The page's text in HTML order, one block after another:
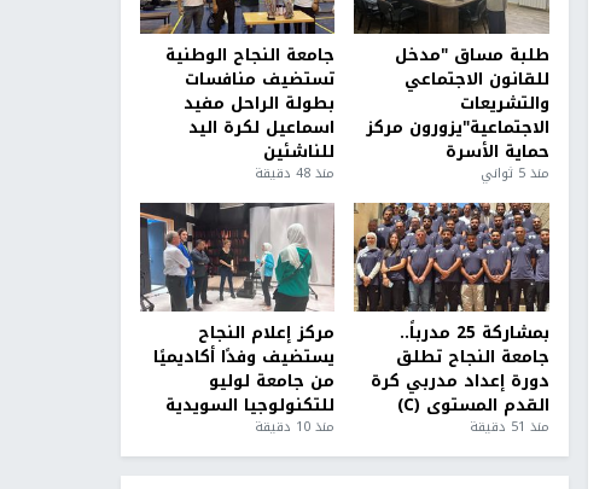
طلبة مساق "مدخل
للقانون الاجتماعي
والتشريعات
الاجتماعية"يزورون مركز
حماية الأسرة
منذ 5 ثواني
جامعة النجاح الوطنية
تستضيف منافسات
بطولة الراحل مفيد
اسماعيل لكرة اليد
للناشئين
منذ 48 دقيقة
بمشاركة 25 مدرباً..
جامعة النجاح تطلق
دورة إعداد مدربي كرة
القدم المستوى (C)
منذ 51 دقيقة
مركز إعلام النجاح
يستضيف وفدًا أكاديميًا
من جامعة لوليو
للتكنولوجيا السويدية
منذ 10 دقيقة